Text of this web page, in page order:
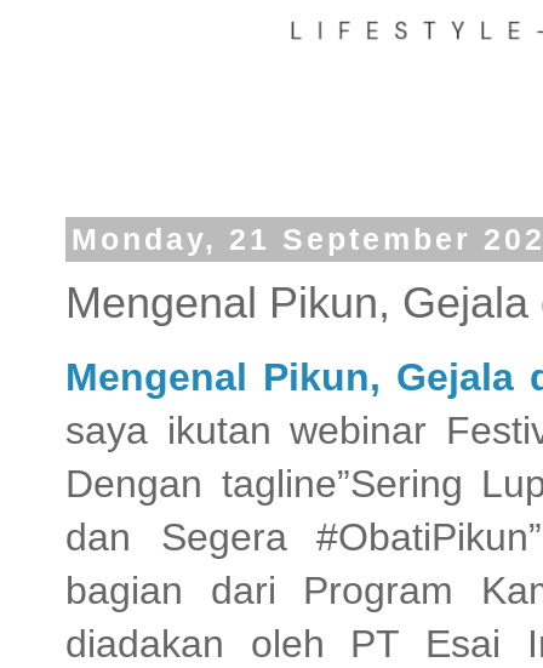
Monday, 21 September
Mengenal Pikun,
Mengenal Pikun, Gejala
saya ikutan webinar
Dengan tagline”Sering
dan Segera
bagian dari Program
diadakan oleh PT Esai